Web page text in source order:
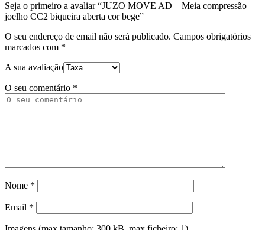
Seja o primeiro a avaliar “JUZO MOVE AD – Meia compressão
joelho CC2 biqueira aberta cor bege”
O seu endereço de email não será publicado. Campos obrigatórios
marcados com *
A sua avaliação
O seu comentário *
Nome *
Email *